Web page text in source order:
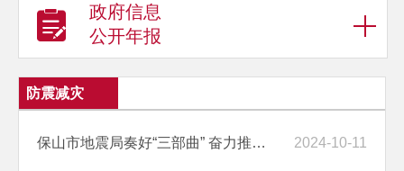
政府信息
公开年报
防震减灾
保山市地震局奏好“三部曲” 奋力推动防震减灾工作实现新提升 2024-10-11